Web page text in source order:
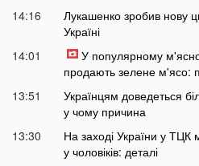
14:16
Лукашенко зробив нову
Україні
14:01
У популярному
продають зелене м'ясо:
13:51
Українцям доведеться
у чому причина
13:30
На заході України у ТЦК
у чоловіків: деталі